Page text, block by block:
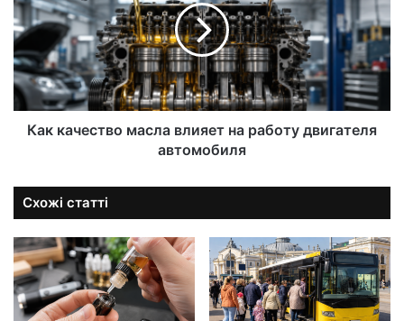
Как качество масла влияет на работу двигателя
автомобиля
Схожі статті